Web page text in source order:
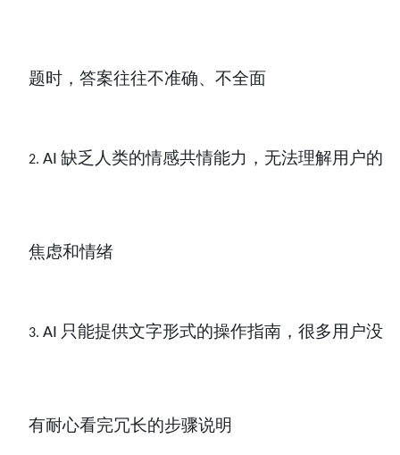
题时，答案往往不准确、不全面
2. AI 缺乏人类的情感共情能力，无法理解用户的
焦虑和情绪
3. AI 只能提供文字形式的操作指南，很多用户没
有耐心看完冗长的步骤说明